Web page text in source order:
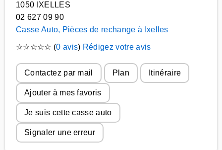
1050 IXELLES
02 627 09 90
Casse Auto, Pièces de rechange à Ixelles
☆☆☆☆☆ (0 avis) Rédigez votre avis
Contactez par mail Plan Itinéraire
Ajouter à mes favoris
Je suis cette casse auto
Signaler une erreur